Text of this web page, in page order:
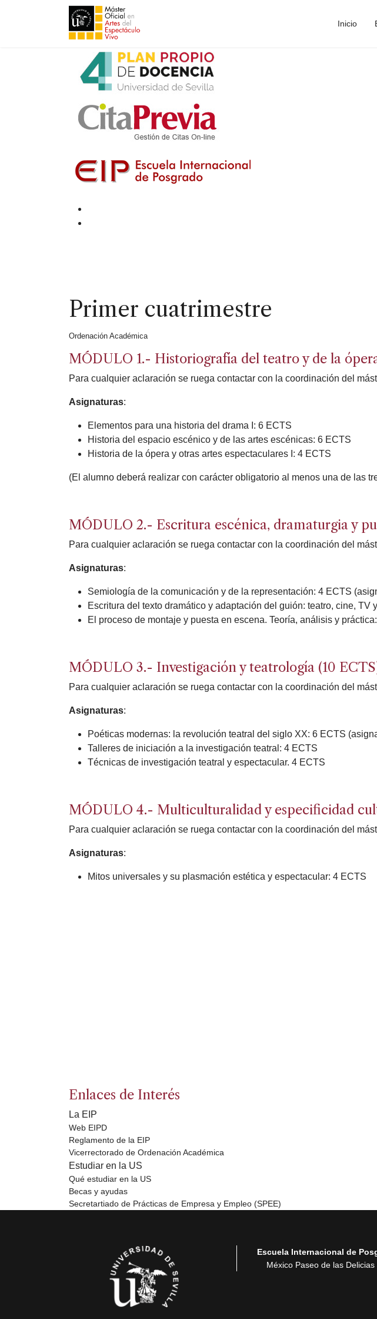
Inicio
Primer cuatrimestre
Ordenación Académica
MÓDULO 1.- Historiografía del teatro y de la
Para cualquier aclaración se ruega contactar con la coordinación del
Asignaturas:
Elementos para una historia del drama I: 6 ECTS
Historia del espacio escénico y de las artes escénicas: 6 ECTS
Historia de la ópera y otras artes espectaculares I: 4 ECTS
(El alumno deberá realizar con carácter obligatorio al menos una de las
MÓDULO 2.- Escritura escénica, dramaturgia y
Para cualquier aclaración se ruega contactar con la coordinación del
Asignaturas:
Semiología de la comunicación y de la representación: 4 ECTS
Escritura del texto dramático y adaptación del guión: teatro, cine, TV
El proceso de montaje y puesta en escena. Teoría, análisis y
MÓDULO 3.- Investigación y teatrología (10
Para cualquier aclaración se ruega contactar con la coordinación del
Asignaturas:
Poéticas modernas: la revolución teatral del siglo XX: 6 ECTS
Talleres de iniciación a la investigación teatral: 4 ECTS
Técnicas de investigación teatral y espectacular. 4 ECTS
MÓDULO 4.- Multiculturalidad y especificidad
Para cualquier aclaración se ruega contactar con la coordinación del
Asignaturas:
Mitos universales y su plasmación estética y espectacular: 4 ECTS
Enlaces de Interés
La EIP
Web EIPD
Reglamento de la EIP
Vicerrectorado de Ordenación Académica
Estudiar en la US
Qué estudiar en la US
Becas y ayudas
Secretartiado de Prácticas de Empresa y Empleo (SPEE)
Escuela Internacional de
México Paseo de las Delicias